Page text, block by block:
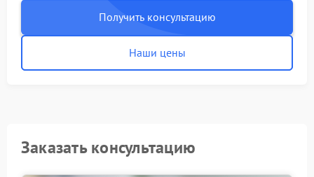
Получить консультацию
Наши цены
Заказать консультацию